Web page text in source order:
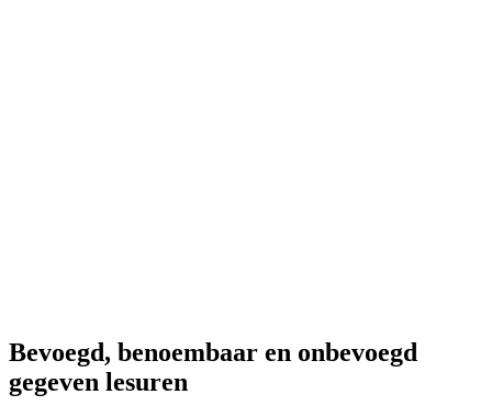
Bevoegd, benoembaar en onbevoegd
gegeven lesuren